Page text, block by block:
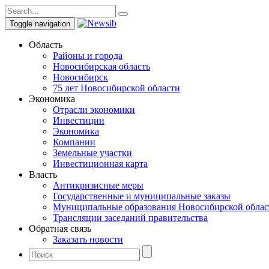
Toggle navigation
Область
Районы и города
Новосибирская область
Новосибирск
75 лет Новосибирской области
Экономика
Отрасли экономики
Инвестиции
Экономика
Компании
Земельные участки
Инвестиционная карта
Власть
Антикризисные меры
Государственные и муниципальные заказы
Муниципальные образования Новосибирской
Трансляции заседаний правительства
Обратная связь
Заказать новости